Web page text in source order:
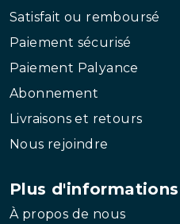
Satisfait ou remboursé
Paiement sécurisé
Paiement Palyance
Abonnement
Livraisons et retours
Nous rejoindre
Plus d'informations
À propos de nous